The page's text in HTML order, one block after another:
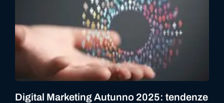
Digital Marketing Autunno 2025: tendenze